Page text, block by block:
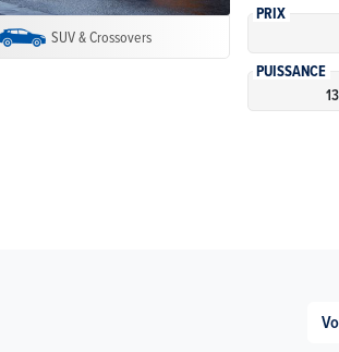
SUV & Crossovers
PRIX
PUISSANCE